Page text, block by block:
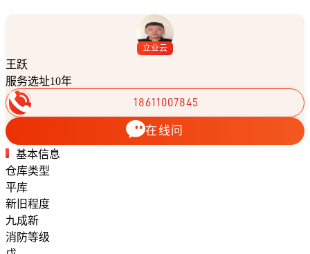
立业云
王跃
服务选址10年
18611007845
在线问
基本信息
仓库类型
平库
新旧程度
九成新
消防等级